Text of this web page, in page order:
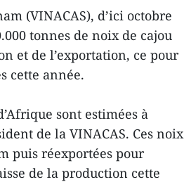
(VINACAS), d’ici octobre
tonnes de noix de cajou
et de l’exportation, ce pour
cette année.
sont estimées à
de la VINACAS. Ces noix
puis réexportées pour
de la production cette